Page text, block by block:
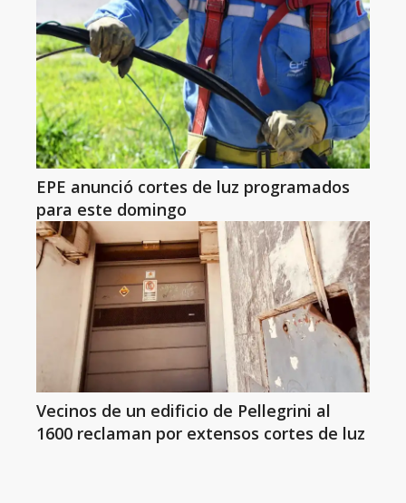
EPE anunció cortes de luz programados
para este domingo
Vecinos de un edificio de Pellegrini al
1600 reclaman por extensos cortes de luz